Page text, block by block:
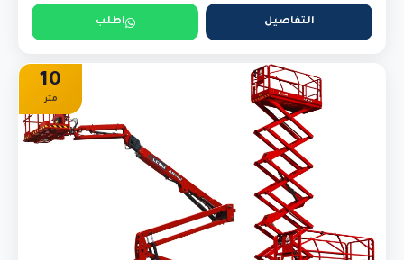
التفاصيل اطلب
10
متر